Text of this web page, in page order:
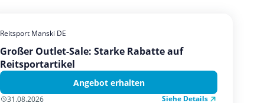
Reitsport Manski DE
Großer Outlet-Sale: Starke Rabatte auf
Reitsportartikel
Angebot erhalten
31.08.2026 Siehe Details